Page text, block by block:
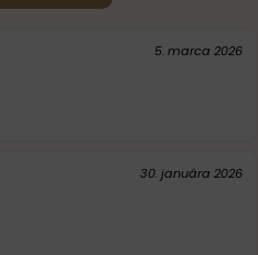
5. marca 2026
30. januára 2026